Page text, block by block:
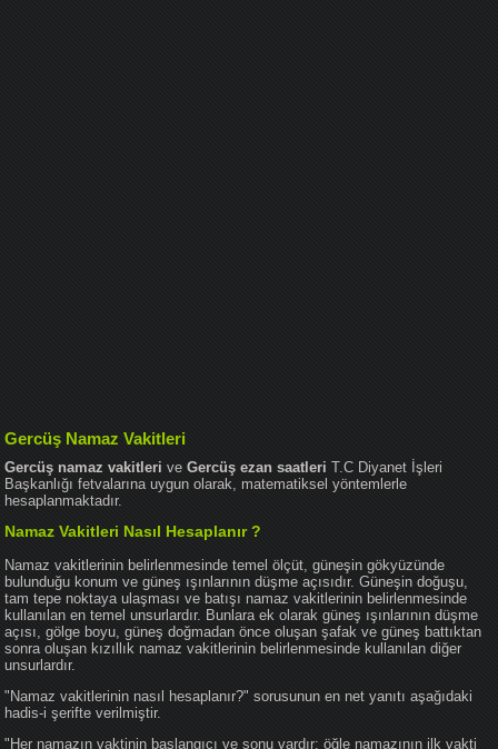
Gercüş Namaz Vakitleri
Gercüş namaz vakitleri veGercüş ezan saatleri T.C Diyanet İşleri
Başkanlığı fetvalarına uygun olarak, matematiksel yöntemlerle
hesaplanmaktadır.
Namaz Vakitleri Nasıl Hesaplanır ?
Namaz vakitlerinin belirlenmesinde temel ölçüt, güneşin gökyüzünde
bulunduğu konum ve güneş ışınlarının düşme açısıdır. Güneşin doğuşu,
tam tepe noktaya ulaşması ve batışı namaz vakitlerinin belirlenmesinde
kullanılan en temel unsurlardır. Bunlara ek olarak güneş ışınlarının düşme
açısı, gölge boyu, güneş doğmadan önce oluşan şafak ve güneş battıktan
sonra oluşan kızıllık namaz vakitlerinin belirlenmesinde kullanılan diğer
unsurlardır.
"Namaz vakitlerinin nasıl hesaplanır?" sorusunun en net yanıtı aşağıdaki
hadis-i şerifte verilmiştir.
"Her namazın vaktinin başlangıcı ve sonu vardır; öğle namazının ilk vakti